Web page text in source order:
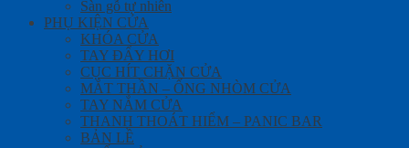
Sàn gỗ tự nhiên
PHỤ KIỆN CỬA
KHÓA CỬA
TAY ĐẨY HƠI
CỤC HÍT CHẶN CỬA
MẮT THẦN – ỐNG NHÒM CỬA
TAY NẮM CỬA
THANH THOÁT HIỂM – PANIC BAR
BẢN LỀ